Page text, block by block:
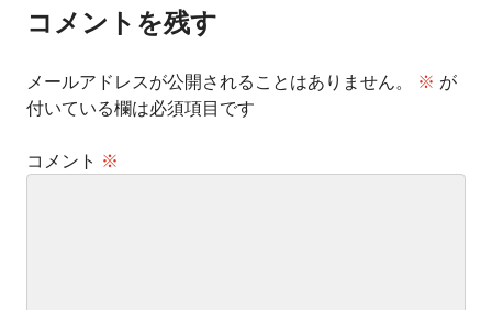
シ
ョ
コメントを残す
メールアドレスが公開されることはありません。 ※ が
付いている欄は必須項目です
コメント ※